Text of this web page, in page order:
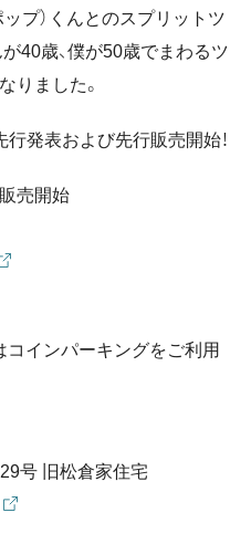
ップ）くんとのスプリットツ
40歳、僕が50歳でまわるツ
りました。
発表および先行販売開始！
売開始
コインパーキングをご利用
号 旧松倉家住宅